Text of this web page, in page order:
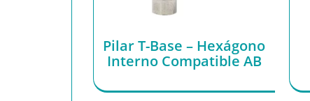
Pilar T-Base – Hexágono
Interno Compatible AB